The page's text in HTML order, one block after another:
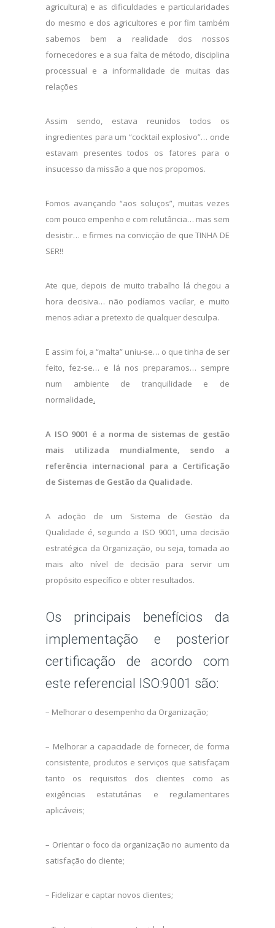
agricultura) e as dificuldades e particularidades
do mesmo e dos agricultores e por fim também
sabemos bem a realidade dos nossos
fornecedores e a sua falta de método, disciplina
processual e a informalidade de muitas das
relações
Assim sendo, estava reunidos todos os
ingredientes para um “cocktail explosivo”… onde
estavam presentes todos os fatores para o
insucesso da missão a que nos propomos.
Fomos avançando “aos soluços”, muitas vezes
com pouco empenho e com relutância… mas sem
desistir… e firmes na convicção de que TINHA DE
SER!!
Ate que, depois de muito trabalho lá chegou a
hora decisiva… não podíamos vacilar, e muito
menos adiar a pretexto de qualquer desculpa.
E assim foi, a “malta” uniu-se… o que tinha de ser
feito, fez-se… e lá nos preparamos… sempre
num ambiente de tranquilidade e de
normalidade.
A ISO 9001 é a norma de sistemas de gestão
mais utilizada mundialmente, sendo a
referência internacional para a Certificação
de Sistemas de Gestão da Qualidade.
A adoção de um Sistema de Gestão da
Qualidade é, segundo a ISO 9001, uma decisão
estratégica da Organização, ou seja, tomada ao
mais alto nível de decisão para servir um
propósito específico e obter resultados.
Os principais benefícios da
implementação e posterior
certificação de acordo com
este referencial ISO:9001 são:
– Melhorar o desempenho da Organização;
– Melhorar a capacidade de fornecer, de forma
consistente, produtos e serviços que satisfaçam
tanto os requisitos dos clientes como as
exigências estatutárias e regulamentares
aplicáveis;
– Orientar o foco da organização no aumento da
satisfação do cliente;
– Fidelizar e captar novos clientes;